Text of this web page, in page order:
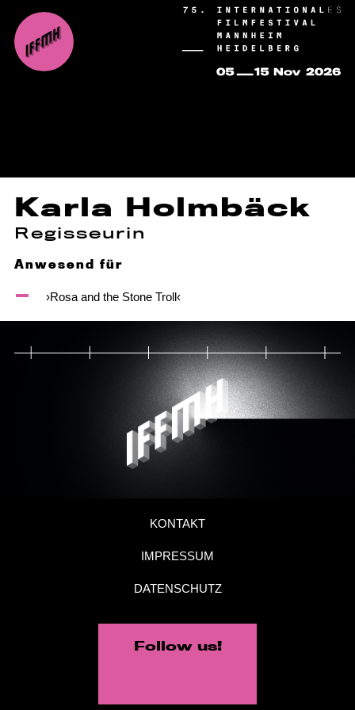
Karla Holmbäck
Regisseurin
Anwesend für
›Rosa and the Stone Troll‹
KONTAKT
IMPRESSUM
DATENSCHUTZ
Follow us!